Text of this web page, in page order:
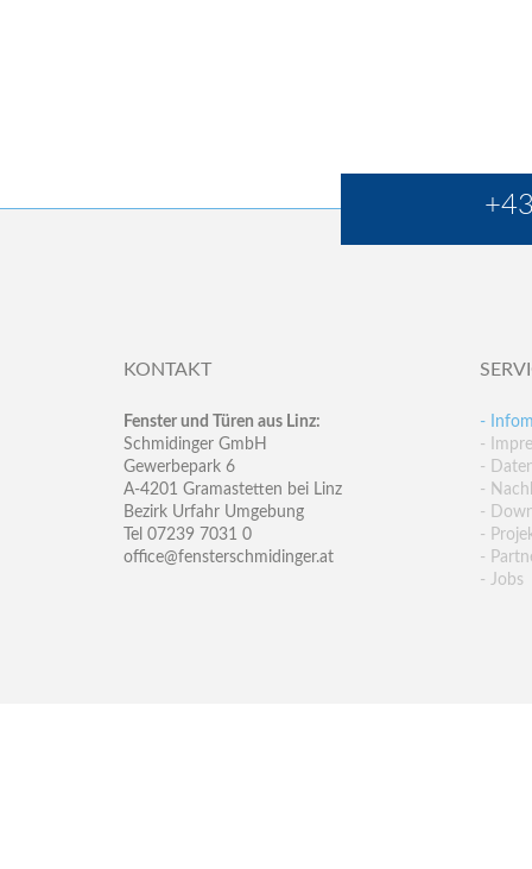
KONTAKT
Fenster und Türen aus Linz:
Schmidinger GmbH
Gewerbepark 6
A-4201 Gramastetten bei Linz
Bezirk Urfahr Umgebung
Tel 07239 7031 0
office@fensterschmidinger.at
-
-
-
-
-
-
-
- Jobs